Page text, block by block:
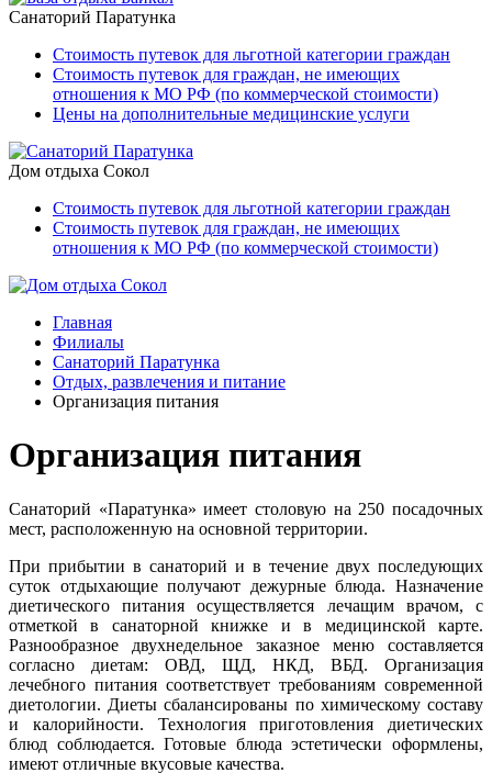
Санаторий Паратунка
Стоимость путевок для льготной категории граждан
Стоимость путевок для граждан, не имеющих
отношения к МО РФ (по коммерческой стоимости)
Цены на дополнительные медицинские услуги
Дом отдыха Сокол
Стоимость путевок для льготной категории граждан
Стоимость путевок для граждан, не имеющих
отношения к МО РФ (по коммерческой стоимости)
Главная
Филиалы
Санаторий Паратунка
Отдых, развлечения и питание
Организация питания
Организация питания
Санаторий «Паратунка» имеет столовую на 250 посадочных
мест, расположенную на основной территории.
При прибытии в санаторий и в течение двух последующих
суток отдыхающие получают дежурные блюда. Назначение
диетического питания осуществляется лечащим врачом, с
отметкой в санаторной книжке и в медицинской карте.
Разнообразное двухнедельное заказное меню составляется
согласно диетам: ОВД, ЩД, НКД, ВБД. Организация
лечебного питания соответствует требованиям современной
диетологии. Диеты сбалансированы по химическому составу
и калорийности. Технология приготовления диетических
блюд соблюдается. Готовые блюда эстетически оформлены,
имеют отличные вкусовые качества.